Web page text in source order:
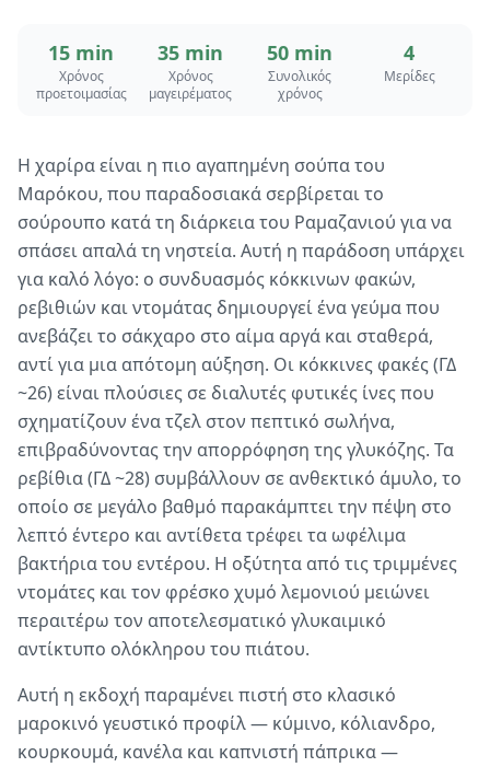
15 min
Χρόνος
προετοιμασίας
35 min
Χρόνος
μαγειρέματος
50 min
Συνολικός
χρόνος
4
Μερίδες
Η χαρίρα είναι η πιο αγαπημένη σούπα του
Μαρόκου, που παραδοσιακά σερβίρεται το
σούρουπο κατά τη διάρκεια του Ραμαζανιού για να
σπάσει απαλά τη νηστεία. Αυτή η παράδοση υπάρχει
για καλό λόγο: ο συνδυασμός κόκκινων φακών,
ρεβιθιών και ντομάτας δημιουργεί ένα γεύμα που
ανεβάζει το σάκχαρο στο αίμα αργά και σταθερά,
αντί για μια απότομη αύξηση. Οι κόκκινες φακές (ΓΔ
~26) είναι πλούσιες σε διαλυτές φυτικές ίνες που
σχηματίζουν ένα τζελ στον πεπτικό σωλήνα,
επιβραδύνοντας την απορρόφηση της γλυκόζης. Τα
ρεβίθια (ΓΔ ~28) συμβάλλουν σε ανθεκτικό άμυλο, το
οποίο σε μεγάλο βαθμό παρακάμπτει την πέψη στο
λεπτό έντερο και αντίθετα τρέφει τα ωφέλιμα
βακτήρια του εντέρου. Η οξύτητα από τις τριμμένες
ντομάτες και τον φρέσκο χυμό λεμονιού μειώνει
περαιτέρω τον αποτελεσματικό γλυκαιμικό
αντίκτυπο ολόκληρου του πιάτου.
Αυτή η εκδοχή παραμένει πιστή στο κλασικό
μαροκινό γευστικό προφίλ — κύμινο, κόλιανδρο,
κουρκουμά, κανέλα και καπνιστή πάπρικα —